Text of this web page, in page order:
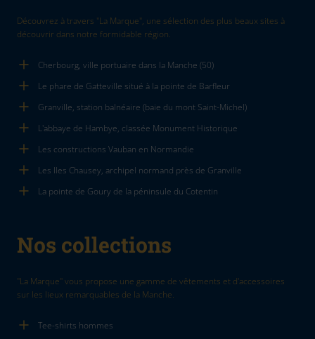
Découvrez à travers "La Marque", une sélection des plus beaux sites à
découvrir dans notre formidable région.
Cherbourg, ville portuaire dans la Manche (50)
Le phare de Gatteville situé à la pointe de Barfleur
Granville, station balnéaire (baie du mont Saint-Michel)
L'abbaye de Hambye, classée Monument Historique
Les constructions Vauban en Normandie
Les Iles Chausey, archipel normand près de Granville
La pointe de Goury de la péninsule du Cotentin
Nos collections
"La Marque" vous propose une gamme de vêtements et d'accessoires
sur les lieux remarquables de la Manche.
Tee-shirts hommes